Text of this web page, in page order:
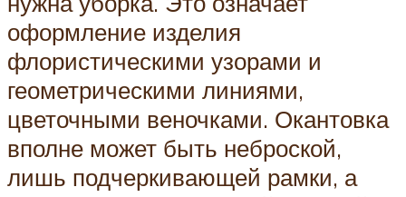
оформление изделия
флористическими узорами и
геометрическими линиями,
цветочными веночками. Окантовка
вполне может быть неброской,
лишь подчеркивающей рамки, а